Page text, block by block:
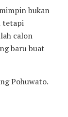
bukan
tetapi
calon
baru buat
Pohuwato.